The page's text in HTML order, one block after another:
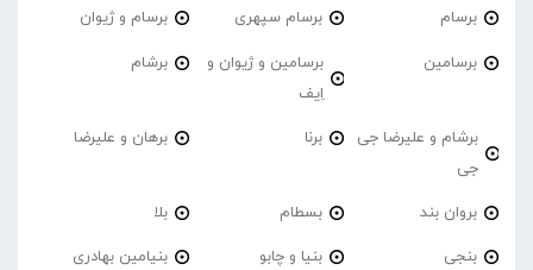
برسام برسام سپهری برسام و ژیوان
برسامین
برسامین و ژیوان و
اِیف
برشام
برشام و علیرضا جی
جی
برنا برهان و علیرضا
بروان بند بسطام بلا
بنجی بنیا و چابو بنیامین بهادری